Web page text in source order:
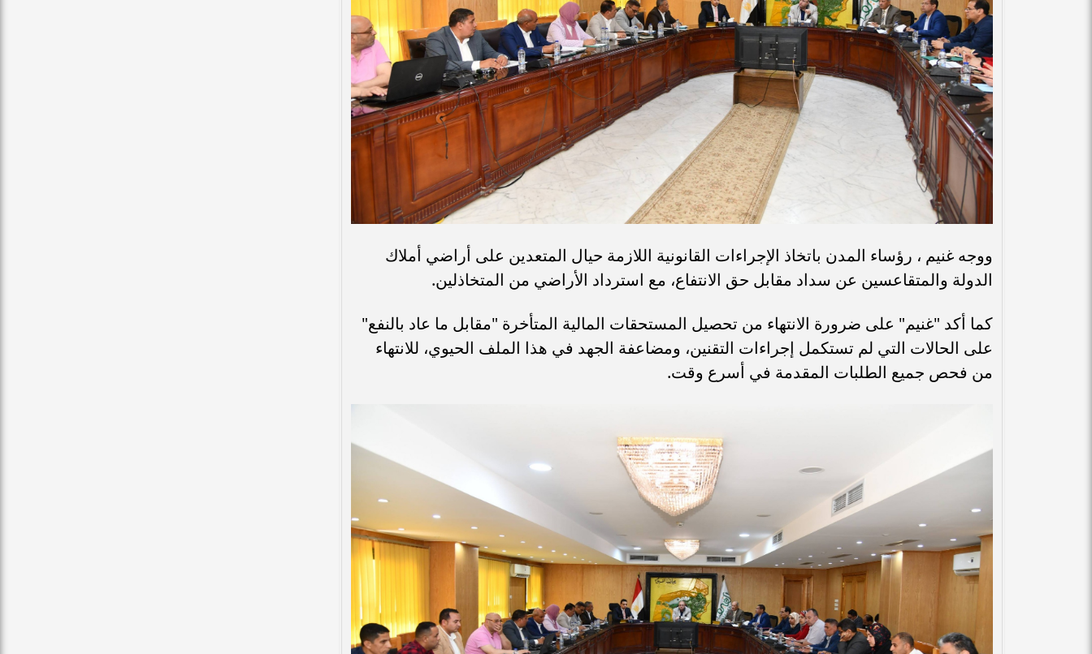
ووجه غنيم ، رؤساء المدن باتخاذ الإجراءات القانونية اللازمة حيال المتعدين على أراضي أملاك
الدولة والمتقاعسين عن سداد مقابل حق الانتفاع، مع استرداد الأراضي من المتخاذلين.
كما أكد "غنيم" على ضرورة الانتهاء من تحصيل المستحقات المالية المتأخرة "مقابل ما عاد بالنفع"
على الحالات التي لم تستكمل إجراءات التقنين، ومضاعفة الجهد في هذا الملف الحيوي، للانتهاء
من فحص جميع الطلبات المقدمة في أسرع وقت.